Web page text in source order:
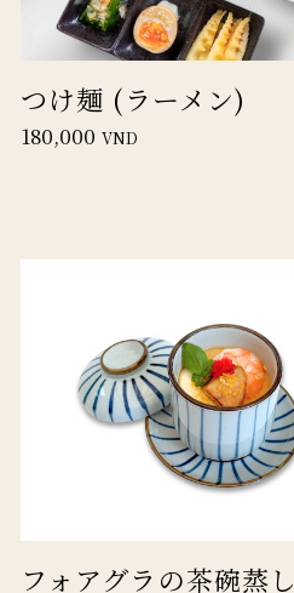
つけ麺 (ラーメン)
180,000 VND
フォアグラの茶碗蒸し